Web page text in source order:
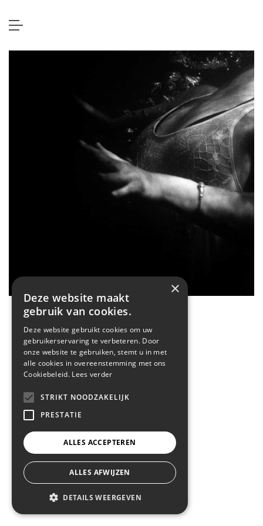
×
Deze website maakt
gebruik van cookies.
Deze website gebruikt cookies om uw
gebruikerservaring te verbeteren. Door
onze website te gebruiken, stemt u in met
alle cookies in overeenstemming met ons
Cookiebeleid. Lees verder
STRIKT NOODZAKELIJK
PRESTATIE
ALLES ACCEPTEREN
ALLES AFWIJZEN
DETAILS WEERGEVEN